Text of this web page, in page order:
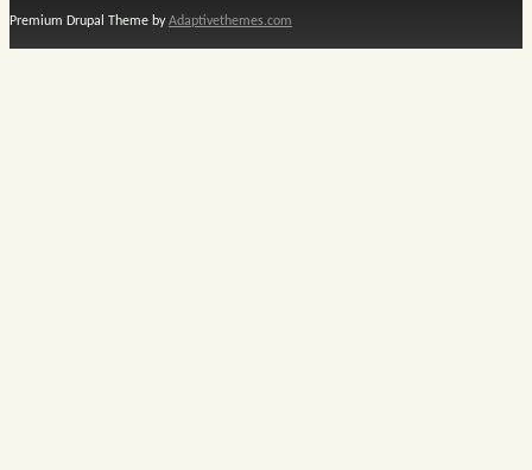
Premium Drupal Theme byAdaptivethemes.com